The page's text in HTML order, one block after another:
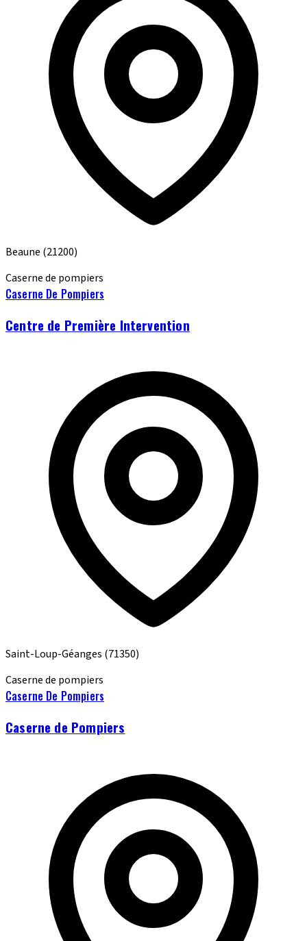
Beaune (21200)
Caserne de pompiers
Caserne De Pompiers
Centre de Première Intervention
Saint-Loup-Géanges (71350)
Caserne de pompiers
Caserne De Pompiers
Caserne de Pompiers